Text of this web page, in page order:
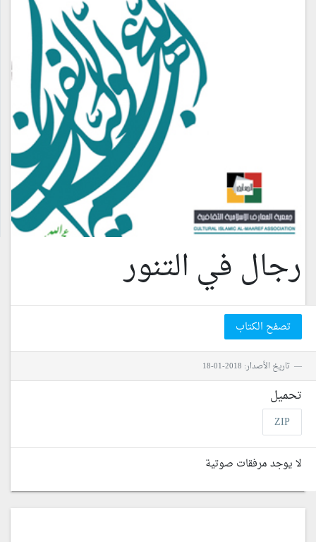
رجال في التنور
تصفح الكتاب
تاريخ الأصدار: 2018-01-18
تحميل
ZIP
لا يوجد مرفقات صوتية